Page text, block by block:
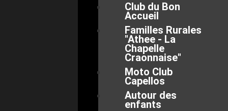
Club du Bon
Accueil
Familles Rurales
"Athee - La
Chapelle
Craonnaise"
Moto Club
Capellos
Autour des
enfants